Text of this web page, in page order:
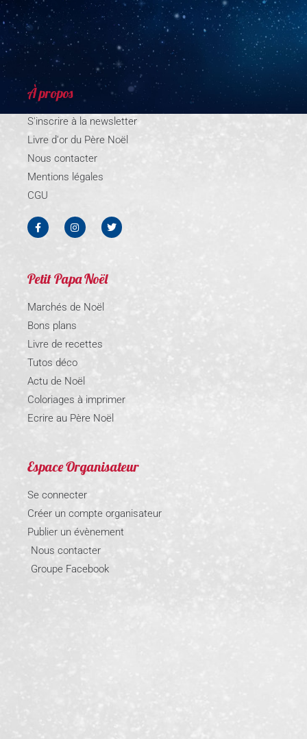
À propos
S'inscrire à la newsletter
Livre d'or du Père Noël
Nous contacter
Mentions légales
CGU
Petit Papa Noël
Marchés de Noël
Bons plans
Livre de recettes
Tutos déco
Actu de Noël
Coloriages à imprimer
Ecrire au Père Noël
Espace Organisateur
Se connecter
Créer un compte organisateur
Publier un évènement
Nous contacter
Groupe Facebook